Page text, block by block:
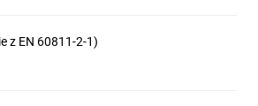
z EN 60811-2-1)